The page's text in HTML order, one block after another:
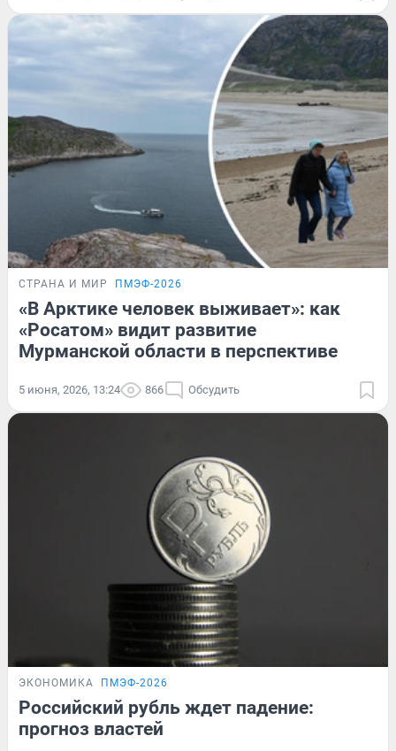
СТРАНА И МИР ПМЭФ-2026
«В Арктике человек выживает»: как
«Росатом» видит развитие
Мурманской области в перспективе
5 июня, 2026, 13:24 866 Обсудить
ЭКОНОМИКА ПМЭФ-2026
Российский рубль ждет падение:
прогноз властей